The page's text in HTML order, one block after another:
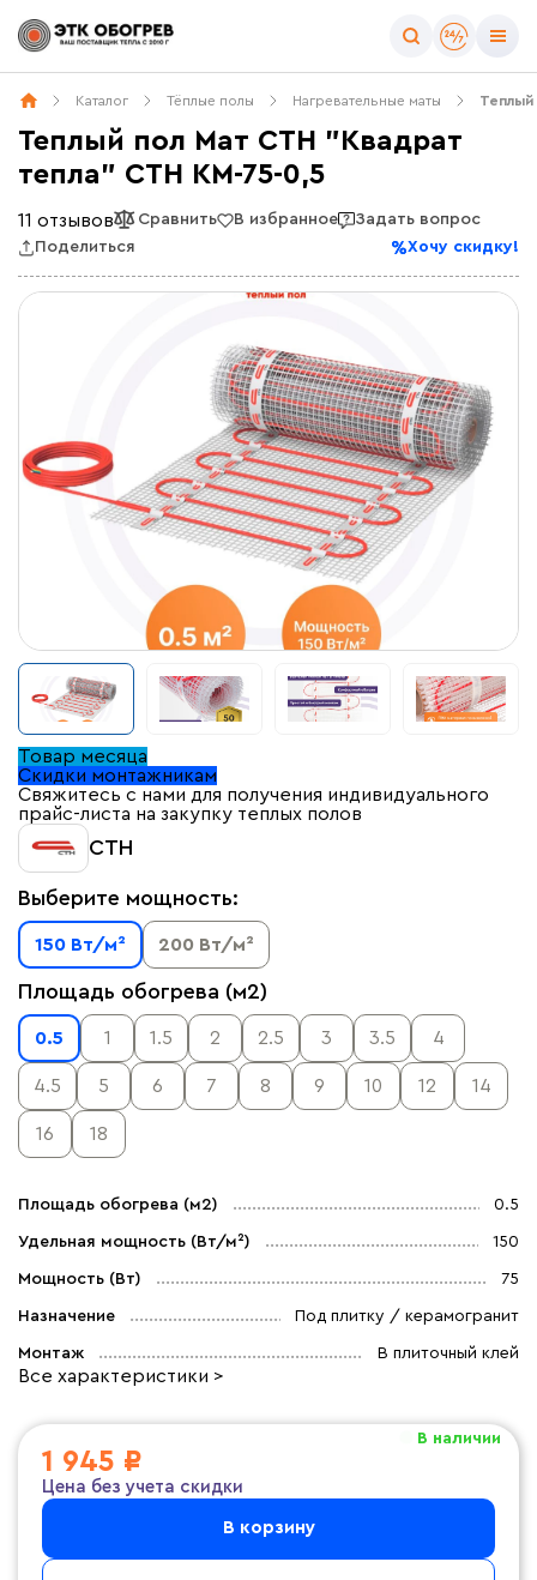
Каталог Тёплые полы Нагревательные маты
Теплый пол Мат СТН "Квадрат
тепла" СТН КМ-75-0,5
11 отзывов Сравнить В избранное
Задать вопрос
Поделиться
Хочу скидку!
Товар месяца
Скидки монтажникам
Свяжитесь с нами для получения индивидуального
прайс-листа на закупку теплых полов
СТН
Выберите мощность:
150 Вт/м² 200 Вт/м²
Площадь обогрева (м2)
0.5 1 1.5 2 2.5 3 3.5 4
4.5 5 6 7 8 9 10 12 14
16 18
Площадь обогрева (м2) 0.5
Удельная мощность (Вт/м²) 150
Мощность (Вт) 75
Назначение Под плитку / керамогранит
Монтаж В плиточный клей
Все характеристики >
В наличии
1 945 ₽
Цена без учета скидки
В корзину